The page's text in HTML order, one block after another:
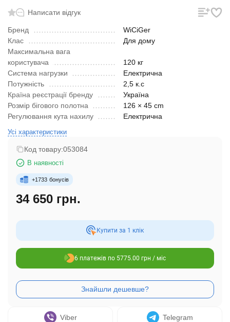
Написати відгук
Бренд
WiCiGer
Клас
Для дому
Максимальна вага
користувача
120 кг
Система нагрузки
Електрична
Потужність
2,5 к.с
Країна реєстрації бренду
Україна
Розмір бігового полотна
126 × 45 cm
Регулювання кута нахилу
Електрична
Усі характеристики
Код товару:053084
В наявності
+1733 бонусів
34 650 грн.
Купити за 1 клiк
6 платежів по 5775.00 грн / міс
Viber Telegram